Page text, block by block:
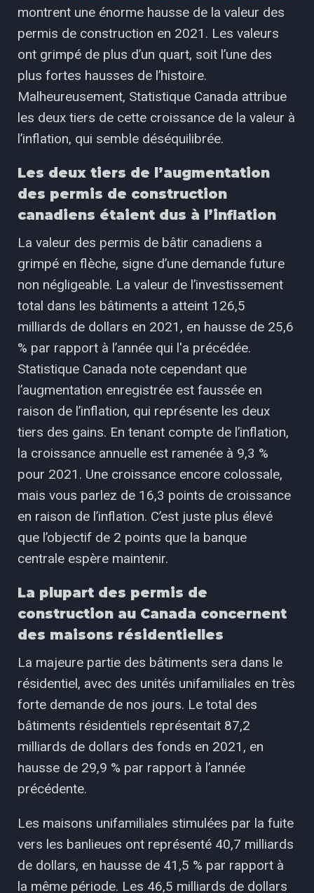
montrent une énorme hausse de la valeur des
permis de construction en 2021. Les valeurs
ont grimpé de plus d’un quart, soit l’une des
plus fortes hausses de l’histoire.
Malheureusement, Statistique Canada attribue
les deux tiers de cette croissance de la valeur à
l’inflation, qui semble déséquilibrée.
Les deux tiers de l’augmentation
des permis de construction
canadiens étaient dus à l’inflation
La valeur des permis de bâtir canadiens a
grimpé en flèche, signe d’une demande future
non négligeable. La valeur de l’investissement
total dans les bâtiments a atteint 126,5
milliards de dollars en 2021, en hausse de 25,6
% par rapport à l’année qui l'a précédée.
Statistique Canada note cependant que
l’augmentation enregistrée est faussée en
raison de l’inflation, qui représente les deux
tiers des gains. En tenant compte de l’inflation,
la croissance annuelle est ramenée à 9,3 %
pour 2021. Une croissance encore colossale,
mais vous parlez de 16,3 points de croissance
en raison de l’inflation. C’est juste plus élevé
que l’objectif de 2 points que la banque
centrale espère maintenir.
La plupart des permis de
construction au Canada concernent
des maisons résidentielles
La majeure partie des bâtiments sera dans le
résidentiel, avec des unités unifamiliales en très
forte demande de nos jours. Le total des
bâtiments résidentiels représentait 87,2
milliards de dollars des fonds en 2021, en
hausse de 29,9 % par rapport à l’année
précédente.
Les maisons unifamiliales stimulées par la fuite
vers les banlieues ont représenté 40,7 milliards
de dollars, en hausse de 41,5 % par rapport à
la même période. Les 46,5 milliards de dollars